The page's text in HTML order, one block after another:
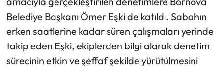
Belediye Başkanı Ömer Eşki de katıldı. Sabahın
erken saatlerine kadar süren çalışmaları yerinde
takip eden Eşki, ekiplerden bilgi alarak denetim
sürecinin etkin ve şeffaf şekilde yürütülmesini